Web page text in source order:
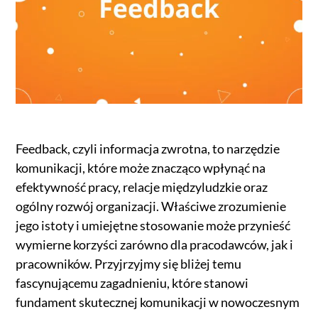
Feedback, czyli informacja zwrotna, to narzędzie
komunikacji, które może znacząco wpłynąć na
efektywność pracy, relacje międzyludzkie oraz
ogólny rozwój organizacji. Właściwe zrozumienie
jego istoty i umiejętne stosowanie może przynieść
wymierne korzyści zarówno dla pracodawców, jak i
pracowników. Przyjrzyjmy się bliżej temu
fascynującemu zagadnieniu, które stanowi
fundament skutecznej komunikacji w nowoczesnym